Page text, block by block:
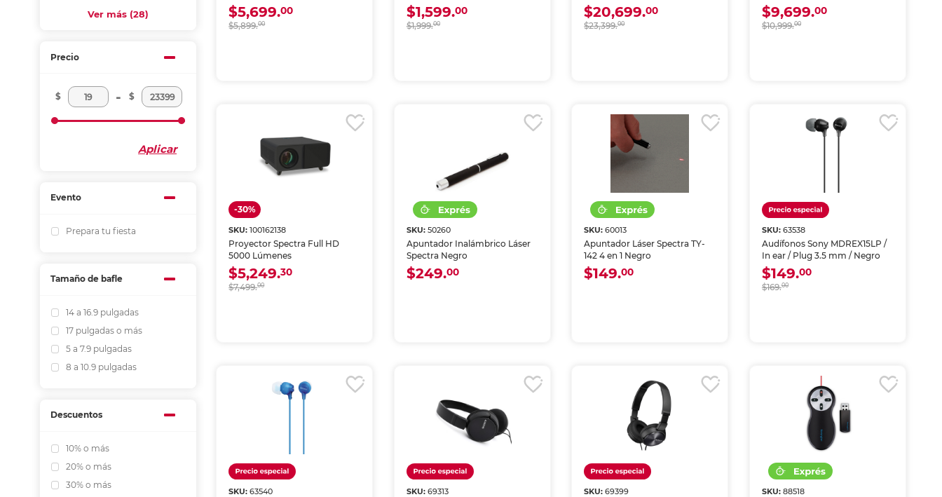
Ver más (28)
Precio
$ - $
Aplicar
Evento
Prepara tu fiesta
Tamaño de bafle
14 a 16.9 pulgadas
17 pulgadas o más
5 a 7.9 pulgadas
8 a 10.9 pulgadas
Descuentos
10% o más
20% o más
30% o más
$5,699.00
$5,899.00
RMS Negro
$1,599.00
$1,999.00
$20,699.00
$23,399.00
Blanco
$9,699.00
$10,999.00
-30%
SKU:100162138
Proyector Spectra Full HD
5000 Lúmenes
$5,249.30
$7,499.00
SKU: 50260
Apuntador Inalámbrico Láser
Spectra Negro
$249.00
SKU:60013
Apuntador Láser Spectra TY-
142 4 en 1 Negro
$149.00
SKU: 63538
Audífonos Sony MDREX15LP /
In ear / Plug 3.5 mm / Negro
$149.00
$169.00
SKU:63540 SKU: 69313 SKU:69399 SKU: 88518